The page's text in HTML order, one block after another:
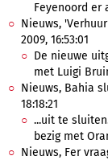
Feyenoord er
Nieuws,
2009, 16:53:01
De nieuwe
met Luigi
Nieuws, Bahia
18:18:21
...uit te
bezig met
Nieuws, Fer